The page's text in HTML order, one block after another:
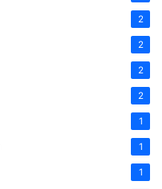
2
2
2
2
1
1
1